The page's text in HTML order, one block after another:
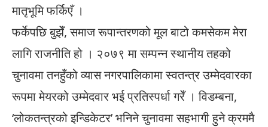
मातृभूमि फर्किएँ ।
फर्केपछि बुझेँ, समाज रूपान्तरणको मूल बाटो कमसेकम मेरा
लागि राजनीति हो । २०७९ मा सम्पन्न स्थानीय तहको
चुनावमा तनहुँको व्यास नगरपालिकामा स्वतन्त्र उम्मेदवारका
रूपमा मेयरको उम्मेदवार भई प्रतिस्पर्धा गरेँ । विडम्बना,
‘लोकतन्त्रको इन्डिकेटर’ भनिने चुनावमा सहभागी हुने क्रममै